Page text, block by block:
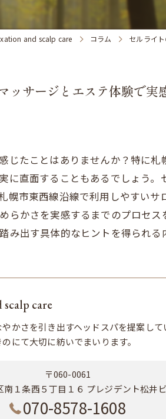
and scalp care コラム セルライ
ッサージとエステ体験で実
じたことはありませんか？特に
直面することもあるでしょう
市東西線沿線で利用しやすい
らかさを実感するまでのプロセ
出す具体的なヒントを得られる
care
かさを引き出すヘッドスパを提案し
にて大切に紡いでまいります。
〒060-0061
１条西５丁目１６ プレジデント松井
070-8578-1608